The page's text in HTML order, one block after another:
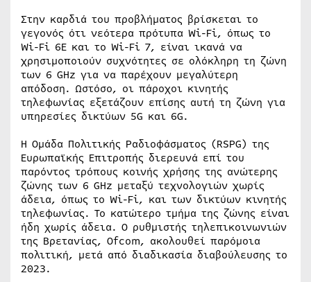
Στην καρδιά του προβλήματος βρίσκεται το
γεγονός ότι νεότερα πρότυπα Wi-Fi, όπως το
Wi-Fi 6E και το Wi-Fi 7, είναι ικανά να
χρησιμοποιούν συχνότητες σε ολόκληρη τη ζώνη
των 6 GHz για να παρέχουν μεγαλύτερη
απόδοση. Ωστόσο, οι πάροχοι κινητής
τηλεφωνίας εξετάζουν επίσης αυτή τη ζώνη για
υπηρεσίες δικτύων 5G και 6G.
Η Ομάδα Πολιτικής Ραδιοφάσματος (RSPG) της
Ευρωπαϊκής Επιτροπής διερευνά επί του
παρόντος τρόπους κοινής χρήσης της ανώτερης
ζώνης των 6 GHz μεταξύ τεχνολογιών χωρίς
άδεια, όπως το Wi-Fi, και των δικτύων κινητής
τηλεφωνίας. Το κατώτερο τμήμα της ζώνης είναι
ήδη χωρίς άδεια. Ο ρυθμιστής τηλεπικοινωνιών
της Βρετανίας, Ofcom, ακολουθεί παρόμοια
πολιτική, μετά από διαδικασία διαβούλευσης το
2023.